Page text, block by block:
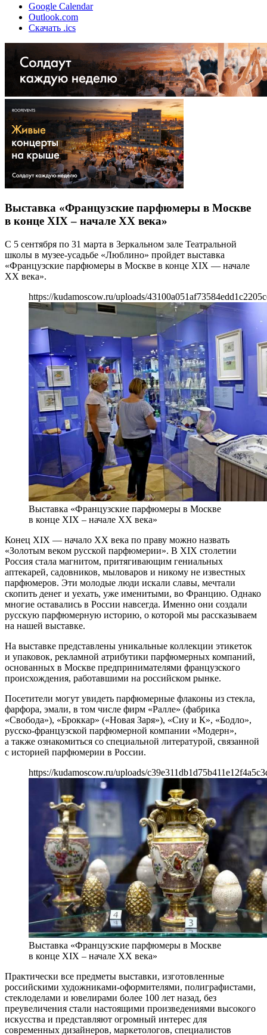
Google Calendar
Outlook.com
Скачать .ics
Выставка «Французские парфюмеры в Москве
в конце XIX – начале ХХ века»
С 5 сентября по 31 марта в Зеркальном зале Театральной
школы в музее-усадьбе «Люблино» пройдет выставка
«Французские парфюмеры в Москве в конце XIX — начале
ХХ века».
https://kudamoscow.ru/uploads/
Выставка «Французские парфюмеры в Москве
в конце XIX – начале ХХ века»
Конец XIX — начало ХХ века по праву можно назвать
«Золотым веком русской парфюмерии». В XIХ столетии
Россия стала магнитом, притягивающим гениальных
аптекарей, садовников, мыловаров и никому не известных
парфюмеров. Эти молодые люди искали славы, мечтали
скопить денег и уехать, уже именитыми, во Францию. Однако
многие оставались в России навсегда. Именно они создали
русскую парфюмерную историю, о которой мы рассказываем
на нашей выставке.
На выставке представлены уникальные коллекции этикеток
и упаковок, рекламной атрибутики парфюмерных компаний,
основанных в Москве предпринимателями французского
происхождения, работавшими на российском рынке.
Посетители могут увидеть парфюмерные флаконы из стекла,
фарфора, эмали, в том числе фирм «Ралле» (фабрика
«Свобода»), «Броккар» («Новая Заря»), «Сиу и К», «Бодло»,
русско-французской парфюмерной компании «Модерн»,
а также ознакомиться со специальной литературой, связанной
с историей парфюмерии в России.
https://kudamoscow.ru/uploads/
Выставка «Французские парфюмеры в Москве
в конце XIX – начале ХХ века»
Практически все предметы выставки, изготовленные
российскими художниками-оформителями, полиграфистами,
стеклоделами и ювелирами более 100 лет назад, без
преувеличения стали настоящими произведениями высокого
искусства и представляют огромный интерес для
современных дизайнеров, маркетологов, специалистов